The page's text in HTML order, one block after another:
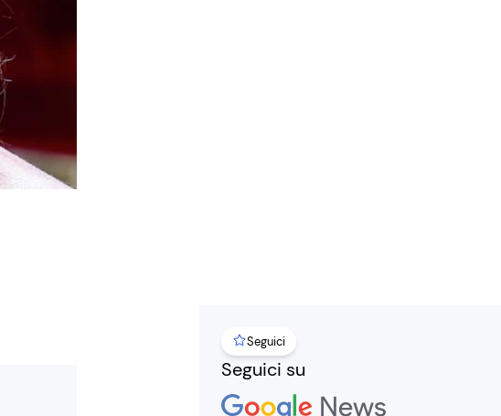
Seguici
Seguici su